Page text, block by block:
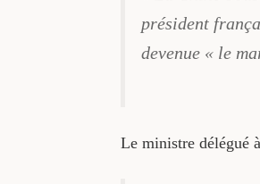
président
devenue « le
Le ministre délégué